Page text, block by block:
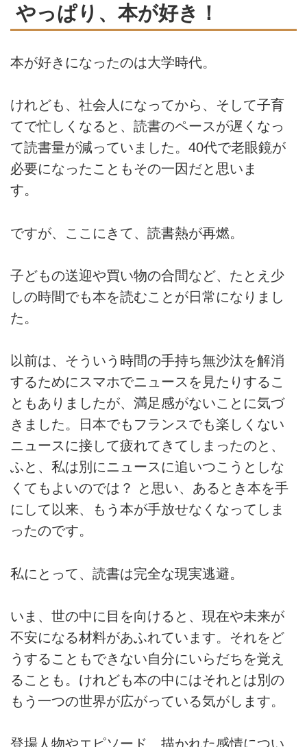
やっぱり、本が好き！
本が好きになったのは大学時代。
けれども、社会人になってから、そして子育
てで忙しくなると、読書のペースが遅くなっ
て読書量が減っていました。40代で老眼鏡が
必要になったこともその一因だと思いま
す。
ですが、ここにきて、読書熱が再燃。
子どもの送迎や買い物の合間など、たとえ少
しの時間でも本を読むことが日常になりまし
た。
以前は、そういう時間の手持ち無沙汰を解消
するためにスマホでニュースを見たりするこ
ともありましたが、満足感がないことに気づ
きました。日本でもフランスでも楽しくない
ニュースに接して疲れてきてしまったのと、
ふと、私は別にニュースに追いつこうとしな
くてもよいのでは？ と思い、あるとき本を手
にして以来、もう本が手放せなくなってしま
ったのです。
私にとって、読書は完全な現実逃避。
いま、世の中に目を向けると、現在や未来が
不安になる材料があふれています。それをど
うすることもできない自分にいらだちを覚え
ることも。けれども本の中にはそれとは別の
もう一つの世界が広がっている気がします。
登場人物やエピソード、描かれた感情につい